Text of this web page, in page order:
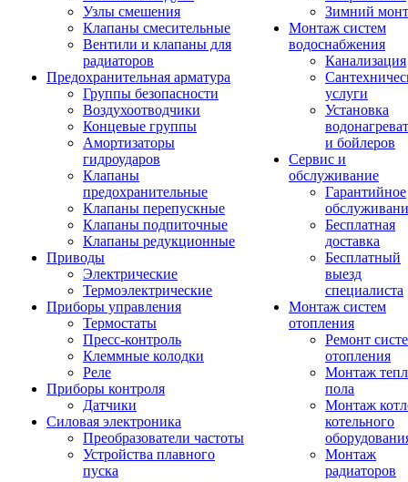
Узлы смешения
Клапаны смесительные
Вентили и клапаны для
радиаторов
Предохранительная арматура
Группы безопасности
Воздухоотводчики
Концевые группы
Амортизаторы
гидроударов
Клапаны
предохранительные
Клапаны перепускные
Клапаны подпиточные
Клапаны редукционные
Приводы
Электрические
Термоэлектрические
Приборы управления
Термостаты
Пресс-контроль
Клеммные колодки
Реле
Приборы контроля
Датчики
Силовая электроника
Преобразователи частоты
Устройства плавного
пуска
Зимний
Монтаж систем
водоснабжения
Канализация
услуги
Установка
и бойлеров
Сервис и
обслуживание
Гарантийное
Бесплатная
доставка
Бесплатный
выезд
специалиста
Монтаж систем
отопления
Ремонт
отопления
Монтаж
пола
Монтаж
котельного
Монтаж
радиаторов